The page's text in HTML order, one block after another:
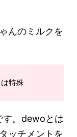
んのミルクを
特殊
す。dewoとは
ッチメントを